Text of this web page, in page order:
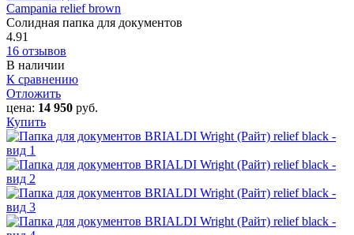
Campania relief brown
Солидная папка для документов
4.91
16 отзывов
В наличии
К сравнению
Отложить
цена: 14 950 руб.
Купить